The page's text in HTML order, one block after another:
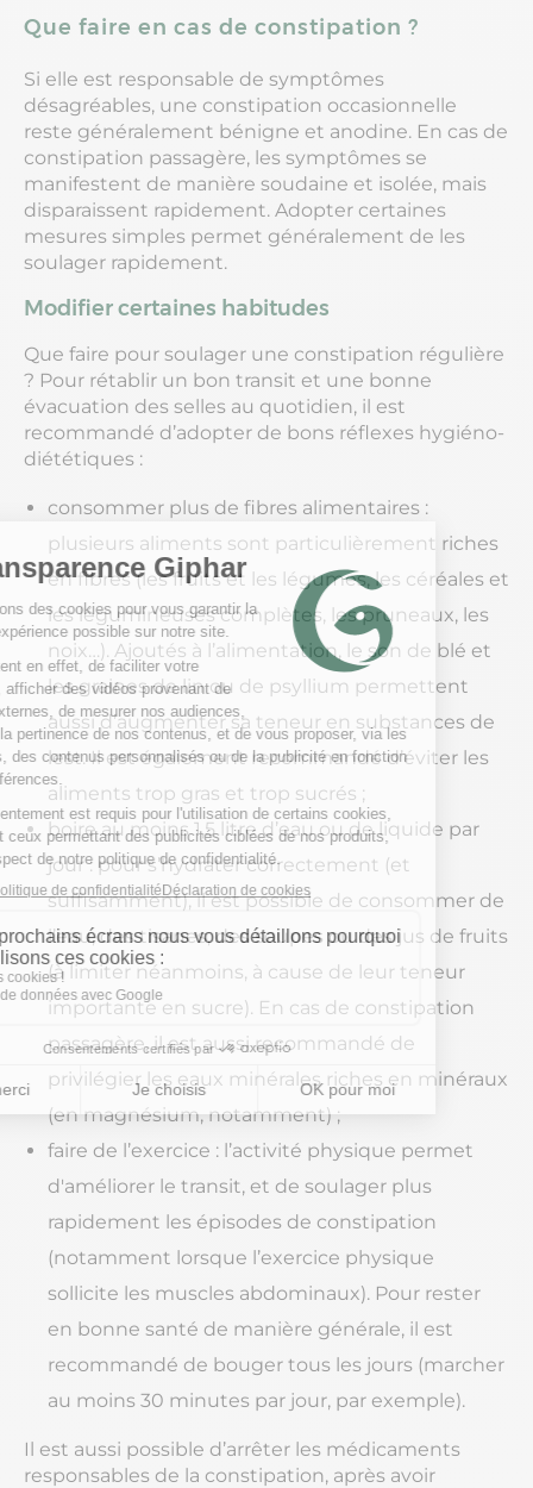
Que faire en cas de constipation ?
Si elle est responsable de symptômes
désagréables, une constipation occasionnelle
reste généralement bénigne et anodine. En cas de
constipation passagère, les symptômes se
manifestent de manière soudaine et isolée, mais
disparaissent rapidement. Adopter certaines
mesures simples permet généralement de les
soulager rapidement.
Modifier certaines habitudes
Que faire pour soulager une constipation régulière
? Pour rétablir un bon transit et une bonne
évacuation des selles au quotidien, il est
recommandé d’adopter de bons réflexes hygiéno-
diététiques :
consommer plus de fibres alimentaires :
plusieurs aliments sont particulièrement riches
en fibres (les fruits et les légumes, les céréales et
les légumineuses complètes, les pruneaux, les
noix…). Ajoutés à l’alimentation, le son de blé et
les graines de lin ou de psyllium permettent
aussi d’augmenter sa teneur en substances de
lest. Il est également recommandé d’éviter les
aliments trop gras et trop sucrés ;
boire au moins 1,5 litre d’eau ou de liquide par
jour : pour s’hydrater correctement (et
suffisamment), il est possible de consommer de
l’eau, des tisanes, des soupes ou des jus de fruits
(à limiter néanmoins, à cause de leur teneur
importante en sucre). En cas de constipation
passagère, il est aussi recommandé de
privilégier les eaux minérales riches en minéraux
(en magnésium, notamment) ;
faire de l’exercice : l’activité physique permet
d'améliorer le transit, et de soulager plus
rapidement les épisodes de constipation
(notamment lorsque l’exercice physique
sollicite les muscles abdominaux). Pour rester
en bonne santé de manière générale, il est
recommandé de bouger tous les jours (marcher
au moins 30 minutes par jour, par exemple).
Il est aussi possible d’arrêter les médicaments
responsables de la constipation, après avoir